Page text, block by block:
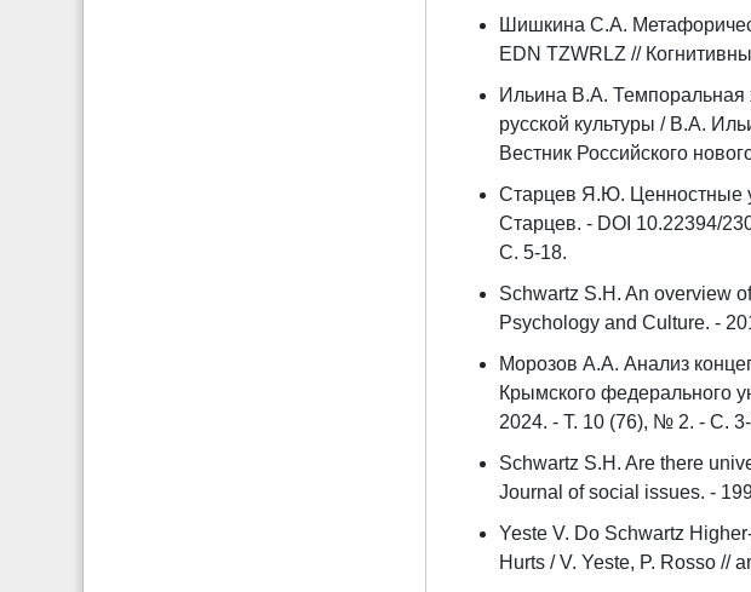
Шишкина С.А.
EDN TZWRLZ //
Ильина В.А. Темпоральная
русской культуры / В.А.
Вестник Российского
Старцев Я.Ю. Ценностные
Старцев. - DOI 10.22394/
С. 5-18.
Schwartz S.H. An overview
Psychology and Culture. -
Морозов А.А. Анализ
Крымского федерального
2024. - Т. 10 (76), № 2. - С.
Schwartz S.H. Are there
Journal of social issues. -
Yeste V. Do Schwartz
Hurts / V. Yeste, P. Rosso //